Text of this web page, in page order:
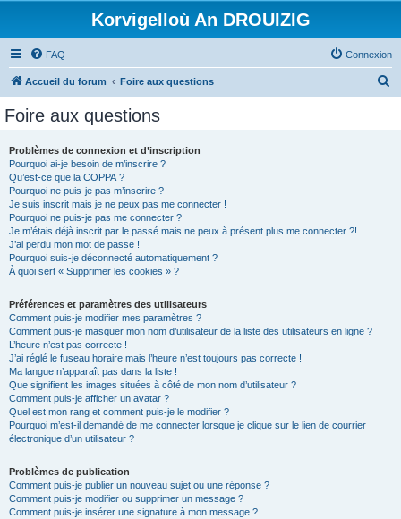
Korvigelloù An DROUIZIG
FAQ Connexion
Accueil du forum Foire aux questions
Foire aux questions
Problèmes de connexion et d’inscription
Pourquoi ai-je besoin de m’inscrire ?
Qu’est-ce que la COPPA ?
Pourquoi ne puis-je pas m’inscrire ?
Je suis inscrit mais je ne peux pas me connecter !
Pourquoi ne puis-je pas me connecter ?
Je m’étais déjà inscrit par le passé mais ne peux à présent plus me connecter ?!
J’ai perdu mon mot de passe !
Pourquoi suis-je déconnecté automatiquement ?
À quoi sert « Supprimer les cookies » ?
Préférences et paramètres des utilisateurs
Comment puis-je modifier mes paramètres ?
Comment puis-je masquer mon nom d’utilisateur de la liste des utilisateurs en ligne ?
L’heure n’est pas correcte !
J’ai réglé le fuseau horaire mais l’heure n’est toujours pas correcte !
Ma langue n’apparaît pas dans la liste !
Que signifient les images situées à côté de mon nom d’utilisateur ?
Comment puis-je afficher un avatar ?
Quel est mon rang et comment puis-je le modifier ?
Pourquoi m’est-il demandé de me connecter lorsque je clique sur le lien de courrier
électronique d’un utilisateur ?
Problèmes de publication
Comment puis-je publier un nouveau sujet ou une réponse ?
Comment puis-je modifier ou supprimer un message ?
Comment puis-je insérer une signature à mon message ?